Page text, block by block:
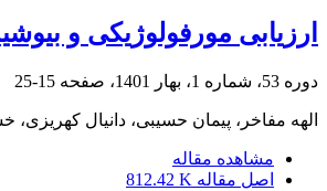
ارزیابی مورفولوژیکی و
دوره 53، شماره 1، بهار 1401، صفحه 15-25
الهه مفاخر، پیمان حسیبی، دانیال کهریزی،
مشاهده مقاله
اصل مقاله 812.42 K